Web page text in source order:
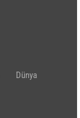
Dünya